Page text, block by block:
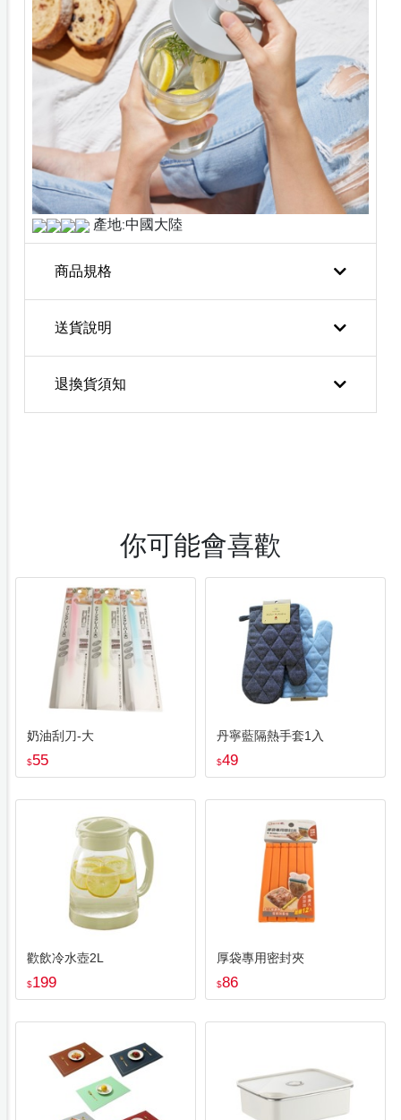
產地:中國大陸
商品規格
送貨說明
退換貨須知
你可能會喜歡
奶油刮刀-大
$55
丹寧藍隔熱手套1入
$49
歡飲冷水壺2L
$199
厚袋專用密封夾
$86